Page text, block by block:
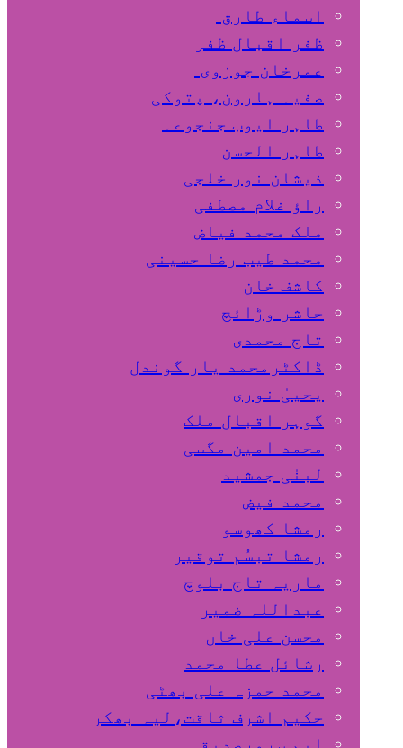
اسماء طارق
ظفر اقبال ظفر
عمرخان جوزوی
صفیہ ہارون، پتوکی
طاہر ایوب جنجوعہ
طاہر الحسن
ذیشان نور خلجی
راﺅ غلام مصطفی
ملک محمد فیاض
محمد طیب رضا حسینی
کاشف خان
حاشر وڑائچ
تاج محمدی
ڈاکٹرمحمد یار گوندل
گوہر اقبال ملک
محمد امین مگسی
لبنٰی جمشید
محمد فیض
رمشا کھوسو
رمشا تبسُم توقیر
ماریہ تاج بلوچ
عبداللہ ضمیر
محسن علی خاں
رشائل عطا محمد
محمد حمزہ علی بھٹی
حکیم اشرف ثاقت،لیہ بھکر
ایم سرورصدیقی